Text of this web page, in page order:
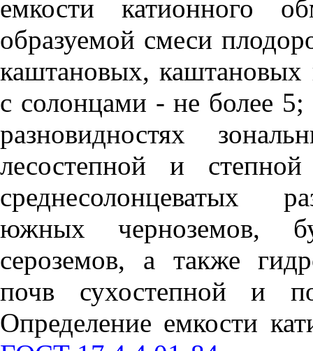
емкости катионного
образуемой смеси
каштановых, каштановых
с солонцами - не более 5;
разновидностях
лесостепной и
среднесолонцеватых
южных черноземов,
сероземов, а также
почв сухостепной и
Определение емкости